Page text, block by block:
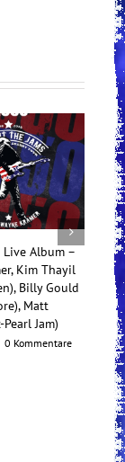
Live Album –
Kim Thayil
Billy Gould
Matt
Jam)
0 Kommentare